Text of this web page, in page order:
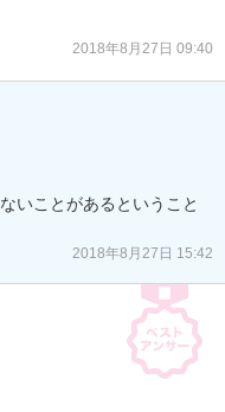
2018年8月27日 09:40
いことがあるということ
2018年8月27日 15:42